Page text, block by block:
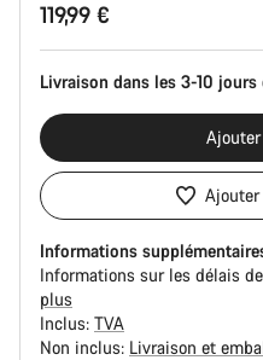
119,99 €
Livraison dans les 3-10 jours
Informations
Informations sur les délais
plus
Inclus: TVA
Non inclus: Livraison et